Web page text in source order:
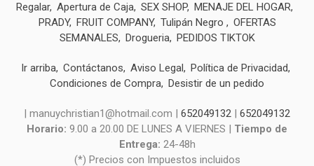
Regalar Apertura de Caja SEX SHOP
MENAJE DEL HOGAR
PRADY
FRUIT COMPANY Tulipán Negro
OFERTAS
SEMANALES
Drogueria PEDIDOS TIKTOK
Ir arriba Contáctanos Aviso Legal
Política de Privacidad
Condiciones de Compra
Desistir de un pedido
| manuychristian1@hotmail.com | 652049132
652049132
Horario: 9.00 a 20.00 DE LUNES A VIERNES | Tiempo de
Entrega: 24-48h
(*) Precios con Impuestos incluidos